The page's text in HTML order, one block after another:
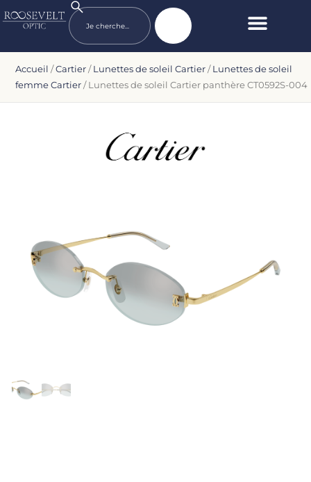
Accueil /Cartier/Lunettes de soleil Cartier/Lunettes de soleil
femme Cartier/ Lunettes de soleil Cartier panthère CT0592S-004